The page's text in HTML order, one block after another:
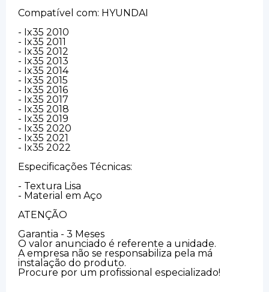
Compatível com: HYUNDAI
- Ix35 2010
- Ix35 2011
- Ix35 2012
- Ix35 2013
- Ix35 2014
- Ix35 2015
- Ix35 2016
- Ix35 2017
- Ix35 2018
- Ix35 2019
- Ix35 2020
- Ix35 2021
- Ix35 2022
Especificações Técnicas:
- Textura Lisa
- Material em Aço
ATENÇÃO
Garantia - 3 Meses
O valor anunciado é referente a unidade.
A empresa não se responsabiliza pela má
instalação do produto.
Procure por um profissional especializado!